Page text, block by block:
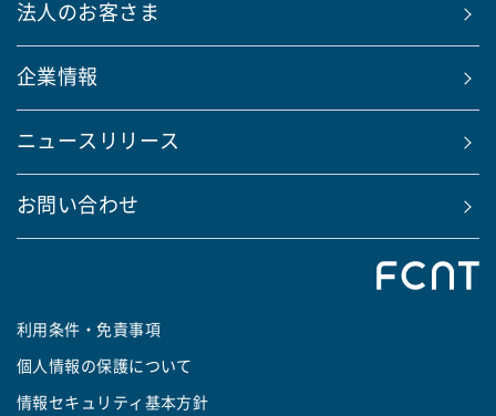
法人のお客さま
企業情報
ニュースリリース
お問い合わせ
利用条件・免責事項
個人情報の保護について
情報セキュリティ基本方針